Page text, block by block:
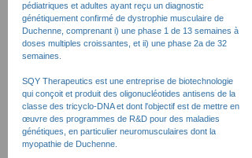
pédiatriques et adultes ayant reçu un diagnostic
génétiquement confirmé de dystrophie musculaire de
Duchenne, comprenant i) une phase 1 de 13 semaines à
doses multiples croissantes, et ii) une phase 2a de 32
semaines.
SQY Therapeutics est une entreprise de biotechnologie
qui conçoit et produit des oligonucléotides antisens de la
classe des tricyclo-DNA et dont l'objectif est de mettre en
œuvre des programmes de R&D pour des maladies
génétiques, en particulier neuromusculaires dont la
myopathie de Duchenne.